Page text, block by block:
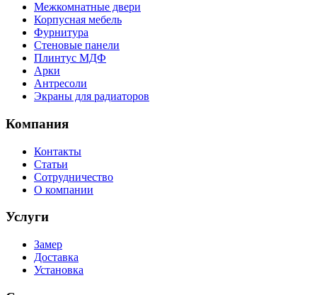
Межкомнатные двери
Корпусная мебель
Фурнитура
Стеновые панели
Плинтус МДФ
Арки
Антресоли
Экраны для радиаторов
Компания
Контакты
Статьи
Сотрудничество
О компании
Услуги
Замер
Доставка
Установка